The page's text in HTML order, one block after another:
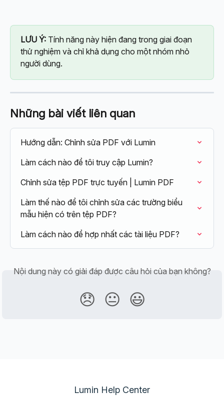
LƯU Ý: Tính năng này hiện đang trong giai đoạn
thử nghiệm và chỉ khả dụng cho một nhóm nhỏ
người dùng.
Những bài viết liên quan
Hướng dẫn: Chỉnh sửa PDF với Lumin
Làm cách nào để tôi truy cập Lumin?
Chỉnh sửa tệp PDF trực tuyến | Lumin PDF
Làm thế nào để tôi chỉnh sửa các trường biểu
mẫu hiện có trên tệp PDF?
Làm cách nào để hợp nhất các tài liệu PDF?
Nội dung này có giải đáp được câu hỏi của bạn không?
😞 😐 😃
Lumin Help Center